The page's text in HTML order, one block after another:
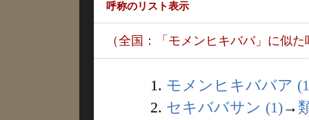
呼称のリスト表示
（全国：「モメンヒキババ」に似た
1. モメンヒキババア
2. セキババサン (1)→